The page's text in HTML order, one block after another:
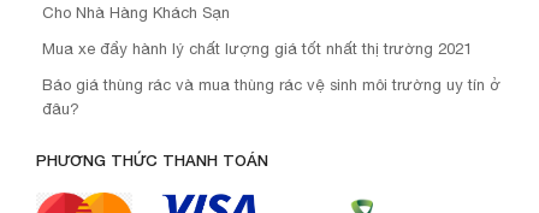
Cho Nhà Hàng Khách Sạn
Mua xe đẩy hành lý chất lượng giá tốt nhất thị trường 2021
Báo giá thùng rác và mua thùng rác vệ sinh môi trường uy tín ở
đâu?
PHƯƠNG THỨC THANH TOÁN